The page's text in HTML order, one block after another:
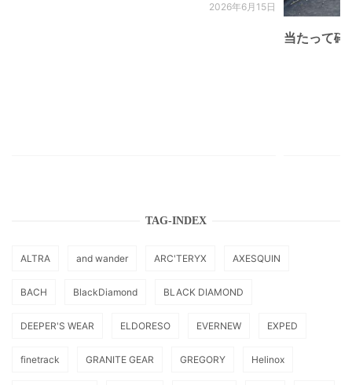
2026年6月15日
当たって砕
TAG-INDEX
ALTRA and wander ARC'TERYX AXESQUIN
BACH BlackDiamond BLACK DIAMOND
DEEPER'S WEAR ELDORESO EVERNEW EXPED
finetrack GRANITE GEAR GREGORY Helinox